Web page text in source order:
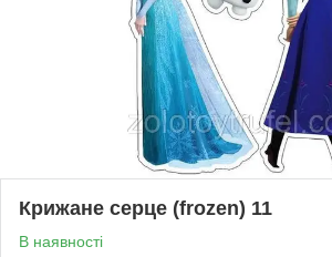
Крижане серце (frozen) 11
В наявності